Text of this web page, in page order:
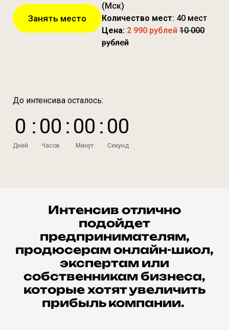
Занять место
(Мск)
Количество мест: 40 мест
Цена: 2 990 рублей 10 000
рублей
До интенсива осталось:
0
Дней
: 00
Часов
: 00
Минут
: 00
Секунд
Интенсив отлично
подойдет
предпринимателям,
продюсерам онлайн-школ,
экспертам или
собственникам бизнеса,
которые хотят увеличить
прибыль компании.